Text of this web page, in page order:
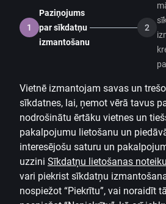
1
Paziņojums
par sīkdatņu
izmantošanu
2
Vietnē izmantojam savas un
sīkdatnes, lai, ņemot vērā tavus
nodrošinātu ērtāku vietnes un
pakalpojumu lietošanu un
interesējošu saturu un
uzzini Sīkdatņu lietošanas
vari piekrist sīkdatņu
nospiežot “Piekrītu”, vai noraidīt
Citadeles blogs
Sīkdatņu iestatījumi
Personas datu apstrāde un aizsardzība
Noderīgi
Cenrādis privātpersonām
Cenrādis uzņēmumiem